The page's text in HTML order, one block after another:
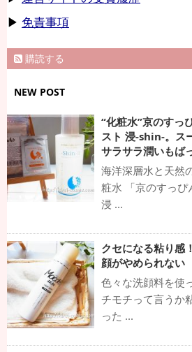
▶ 免責事項
購読する
NEW POST
“化粧水”京のすっ
スト 浸-shin-。ス
サラサラ潤いもば
海洋深層水と天然
粧水 「京のすっぴ
浸 ...
クセになる粘り感
顔がやめられない
色々な洗顔料を使
チモチって言うか
った ...